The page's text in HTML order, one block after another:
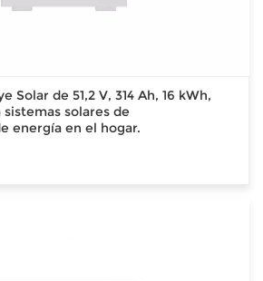
Solar de 51,2 V, 314 Ah, 16 kWh,
sistemas solares de
energía en el hogar.